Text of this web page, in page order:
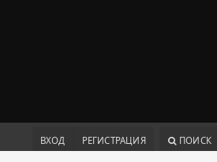
ВХОД РЕГИСТРАЦИЯ ПОИСК